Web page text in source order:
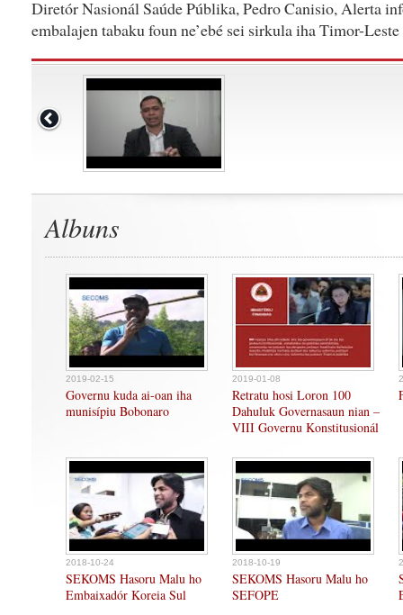
Diretór Nasionál Saúde Públika, Pedro Canisio, Alerta
embalajen tabaku foun ne’ebé sei sirkula iha Timor-Leste
Albuns
2019-02-15
Governu kuda ai-oan iha
munisípiu Bobonaro
2019-01-08
Retratu hosi Loron 100
Dahuluk Governasaun nian –
VIII Governu Konstitusionál
2018-10-24
SEKOMS Hasoru Malu ho
Embaixadór Koreia Sul
2018-10-19
SEKOMS Hasoru Malu ho
SEFOPE